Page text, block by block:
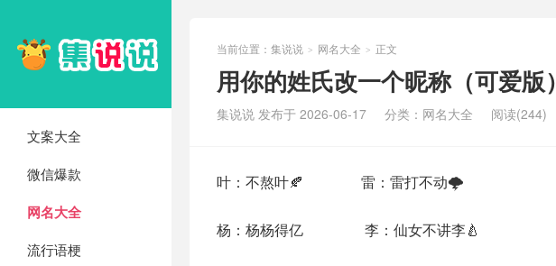
文案大全
微信爆款
网名大全
流行语梗
当前位置： 集说说 > 网名大全 > 正文
用你的姓氏改一个昵称（可爱版）
集说说 发布于 2026-06-17 分类： 网名大全 阅读(244)
叶：不熬叶🍂 雷：雷打不动🌩
杨：杨杨得亿 李：仙女不讲李🍐